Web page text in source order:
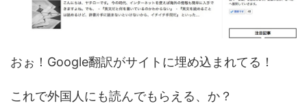
おぉ！Google翻訳がサイトに埋め込まれてる！
これで外国人にも読んでもらえる、か？